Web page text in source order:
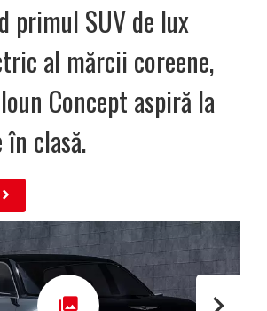
primul SUV de lux
al mărcii coreene,
Concept aspiră la
clasă.